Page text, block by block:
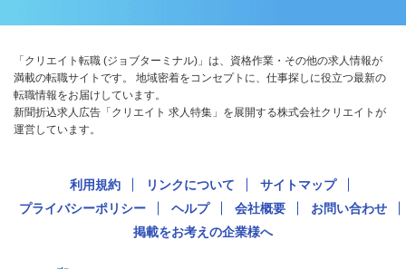
「クリエイト転職 (ジョブターミナル)」は、資格作業・その他の求人情報が
満載の転職サイトです。 地域密着をコンセプトに、仕事探しに役立つ最新の
転職情報をお届けしています。
新聞折込求人広告「クリエイト 求人特集」を展開する株式会社クリエイトが
運営しています。
利用規約 リンクについて
サイトマップ
プライバシーポリシー
ヘルプ 会社概要
お問い合わせ
掲載をお考えの企業様へ